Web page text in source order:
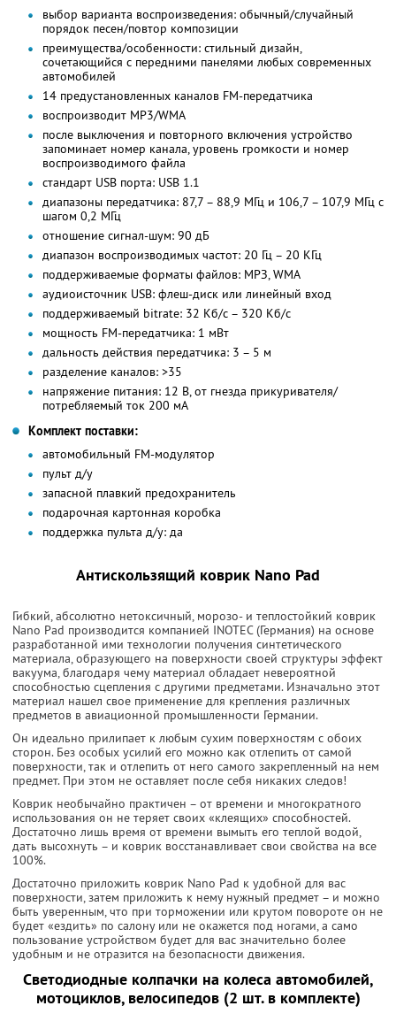
выбор варианта воспроизведения: обычный/случайный
порядок песен/повтор композиции
преимущества/особенности: стильный дизайн,
сочетающийся с передними панелями любых современных
автомобилей
14 предустановленных каналов FM-передатчика
воспроизводит MP3/WMA
после выключения и повторного включения устройство
запоминает номер канала, уровень громкости и номер
воспроизводимого файла
стандарт USB порта: USB 1.1
диапазоны передатчика: 87,7 – 88,9 МГц и 106,7 – 107,9 МГц с
шагом 0,2 МГц
отношение сигнал-шум: 90 дБ
диапазон воспроизводимых частот: 20 Гц – 20 КГц
поддерживаемые форматы файлов: МРЗ, WMA
аудиоисточник USB: флеш-диск или линейный вход
поддерживаемый bitrate: 32 Кб/с – 320 Кб/с
мощность FM-передатчика: 1 мВт
дальность действия передатчика: 3 – 5 м
разделение каналов: >35
напряжение питания: 12 В, от гнезда прикуривателя/
потребляемый ток 200 мА
Комплект поставки:
автомобильный FM-модулятор
пульт д/у
запасной плавкий предохранитель
подарочная картонная коробка
поддержка пульта д/у: да
Антискользящий коврик Nano Pad
Гибкий, абсолютно нетоксичный, морозо- и теплостойкий коврик
Nano Pad производится компанией INOTEC (Германия) на основе
разработанной ими технологии получения синтетического
материала, образующего на поверхности своей структуры эффект
вакуума, благодаря чему материал обладает невероятной
способностью сцепления с другими предметами. Изначально этот
материал нашел свое применение для крепления различных
предметов в авиационной промышленности Германии.
Он идеально прилипает к любым сухим поверхностям с обоих
сторон. Без особых усилий его можно как отлепить от самой
поверхности, так и отлепить от него самого закрепленный на нем
предмет. При этом не оставляет после себя никаких следов!
Коврик необычайно практичен – от времени и многократного
использования он не теряет своих «клеящих» способностей.
Достаточно лишь время от времени вымыть его теплой водой,
дать высохнуть – и коврик восстанавливает свои свойства на все
100%.
Достаточно приложить коврик Nano Pad к удобной для вас
поверхности, затем приложить к нему нужный предмет – и можно
быть уверенным, что при торможении или крутом повороте он не
будет «ездить» по салону или не окажется под ногами, а само
пользование устройством будет для вас значительно более
удобным и не отразится на безопасности движения.
Светодиодные колпачки на колеса автомобилей,
мотоциклов, велосипедов (2 шт. в комплекте)